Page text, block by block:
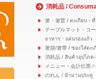
消耗品 /
箸・箸置 / ตะเกียบ・
テーブルマット・コ
อาหาร・แผ่นรองแก้ว
箸袋/箸帯 / ซองใส่ตะเ
消耗品 / สินค้าอุปโภค
メニュー・会計伝票 /
のれん / ผ้าม่านประตู